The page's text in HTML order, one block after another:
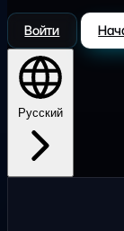
Войти
Русский